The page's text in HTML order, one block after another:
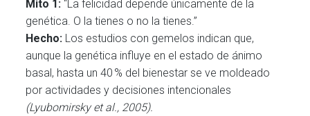
Mito 1: “La felicidad depende únicamente de la
genética. O la tienes o no la tienes.”
Hecho: Los estudios con gemelos indican que,
aunque la genética influye en el estado de ánimo
basal, hasta un 40 % del bienestar se ve moldeado
por actividades y decisiones intencionales
(Lyubomirsky et al., 2005).